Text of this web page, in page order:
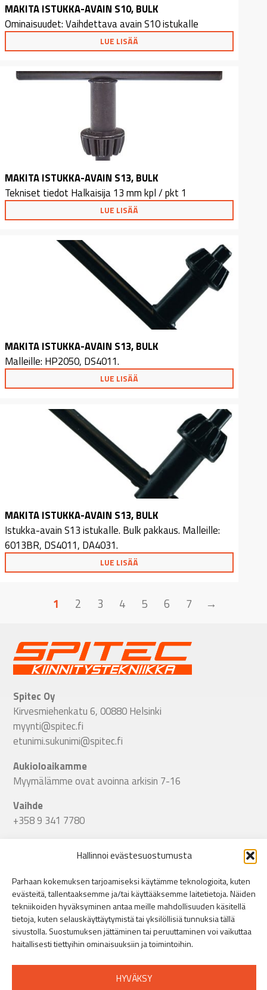
Hallinnoi evästesuostumusta
Parhaan kokemuksen tarjoamiseksi käytämme teknologioita, kuten
evästeitä, tallentaaksemme ja/tai käyttääksemme laitetietoja. Näiden
tekniikoiden hyväksyminen antaa meille mahdollisuuden käsitellä
tietoja, kuten selauskäyttäytymistä tai yksilöllisiä tunnuksia tällä
sivustolla. Suostumuksen jättäminen tai peruuttaminen voi vaikuttaa
haitallisesti tiettyihin ominaisuuksiin ja toimintoihin.
HYVÄKSY
MAKITA ISTUKKA-AVAIN S10, BULK
Ominaisuudet: Vaihdettava avain S10 istukalle
LUE LISÄÄ
MAKITA ISTUKKA-AVAIN S13, BULK
Tekniset tiedot Halkaisija 13 mm kpl / pkt 1
LUE LISÄÄ
MAKITA ISTUKKA-AVAIN S13, BULK
Malleille: HP2050, DS4011.
LUE LISÄÄ
MAKITA ISTUKKA-AVAIN S13, BULK
Istukka-avain S13 istukalle. Bulk pakkaus. Malleille:
6013BR, DS4011, DA4031.
LUE LISÄÄ
1 2 3 4 5 6 7 →
Spitec Oy
Kirvesmiehenkatu 6, 00880 Helsinki
myynti@spitec.fi
etunimi.sukunimi@spitec.fi
Aukioloaikamme
Myymälämme ovat avoinna arkisin 7-16
Vaihde
+358 9 341 7780
Linkki Spitecin Instagramiin Linkki Spitecin Facebookkiin LinkedIn
Helsinki
Puusepänkatu 9, 00880 Helsinki»
+358 44 401 5516
Orikedonkatu 16, 20380 Turku